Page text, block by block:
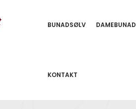
BUNADSØLV DAMEBUNAD
KONTAKT